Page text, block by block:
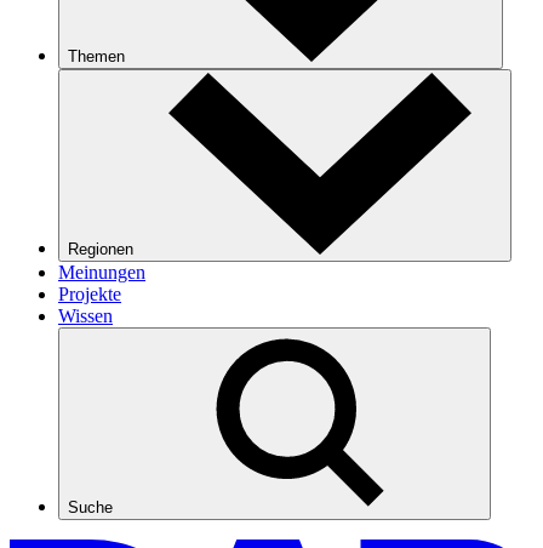
Themen
Regionen
Meinungen
Projekte
Wissen
Suche